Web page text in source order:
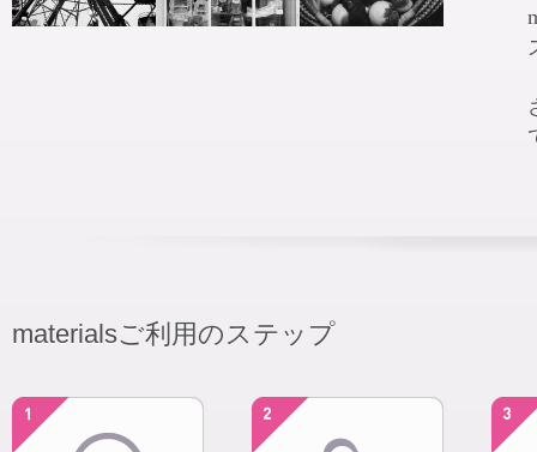
materialsご利用のステップ